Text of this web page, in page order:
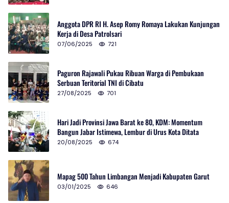
Anggota DPR RI H. Asep Romy Romaya Lakukan Kunjungan
Kerja di Desa Patrolsari
07/06/2025 721
Paguron Rajawali Pukau Ribuan Warga di Pembukaan
Serbuan Teritorial TNI di Cibatu
27/08/2025 701
Hari Jadi Provinsi Jawa Barat ke 80, KDM: Momentum
Bangun Jabar Istimewa, Lembur di Urus Kota Ditata
20/08/2025 674
Mapag 500 Tahun Limbangan Menjadi Kabupaten Garut
03/01/2025 646